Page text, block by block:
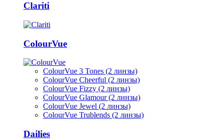
Clariti
ColourVue
ColourVue 3 Tones (2 линзы)
ColourVue Cheerful (2 линзы)
ColourVue Fizzy (2 линзы)
ColourVue Glamour (2 линзы)
ColourVue Jewel (2 линзы)
ColourVue Trublends (2 линзы)
Dailies